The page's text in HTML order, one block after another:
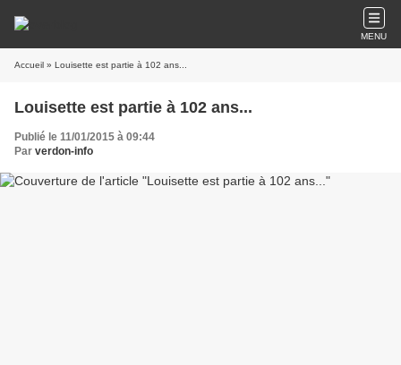
MENU
Accueil » Louisette est partie à 102 ans...
Louisette est partie à 102 ans...
Publié le 11/01/2015 à 09:44
Par verdon-info